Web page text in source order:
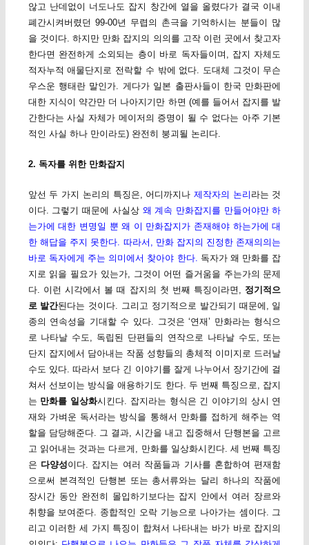
않고 난데없이 너도나도 잡지 창간에 열을 올렸다가 결국 이내
폐간시켜버렸던 99-00년 무렵의 촌극을 기억하시는 분들이 많
을 것이다. 하지만 만화 잡지의 의의를 고작 이런 곳에서 찾고자
한다면 완전하게 소외되는 층이 바로 독자들이며, 잡지 자체도
적자누적 애물단지로 전락할 수 밖에 없다. 도대체 그것이 무슨
우스운 행태란 말인가. 게다가 일본 출판사들이 한국 만화판에
대한 지식이 약간만 더 나아지기만 하면 (예를 들어서 잡지를 발
간한다는 사실 자체가 메이저의 증명이 될 수 없다는 아주 기본
적인 사실 하나 만이라도) 완전히 붕괴될 논리다.
2. 독자를 위한 만화잡지
앞선 두 가지 논리의 특징은, 어디까지나 제작자의 논리 라는 것
이다. 그렇기 때문에 사실상 왜 계속 만화잡지를 만들어야만 하
는가에 대한 변명일 뿐 왜 이 만화잡지가 존재해야 하는가에 대
한 해답을 주지 못한다. 따라서, 만화 잡지의 진정한 존재의의는
바로 독자에게 주는 의미에서 찾아야 한다. 독자가 왜 만화를 잡
지로 읽을 필요가 있는가, 그것이 어떤 즐거움을 주는가의 문제
다. 이런 시각에서 볼 때 잡지의 첫 번째 특징이라면, 정기적으
로 발간된다는 것이다. 그리고 정기적으로 발간되기 때문에, 일
종의 연속성을 기대할 수 있다. 그것은 ‘연재’ 만화라는 형식으
로 나타날 수도, 독립된 단편들의 연작으로 나타날 수도, 또는
단지 잡지에서 담아내는 작품 성향들의 총체적 이미지로 드러날
수도 있다. 따라서 보다 긴 이야기를 잘게 나누어서 장기간에 걸
쳐서 선보이는 방식을 애용하기도 한다. 두 번째 특징으로, 잡지
는 만화를 일상화시킨다. 잡지라는 형식은 긴 이야기의 상시 연
재와 가벼운 독서라는 방식을 통해서 만화를 접하게 해주는 역
할을 담당해준다. 그 결과, 시간을 내고 집중해서 단행본을 고르
고 읽어내는 것과는 다르게, 만화를 일상화시킨다. 세 번째 특징
은 다양성이다. 잡지는 여러 작품들과 기사를 혼합하여 편재함
으로써 본격적인 단행본 또는 총서류와는 달리 하나의 작품에
장시간 동안 완전히 몰입하기보다는 잡지 안에서 여러 장르와
취향을 보여준다. 종합적인 오락 기능으로 나아가는 셈이다. 그
리고 이러한 세 가지 특징이 합쳐서 나타내는 바가 바로 잡지의